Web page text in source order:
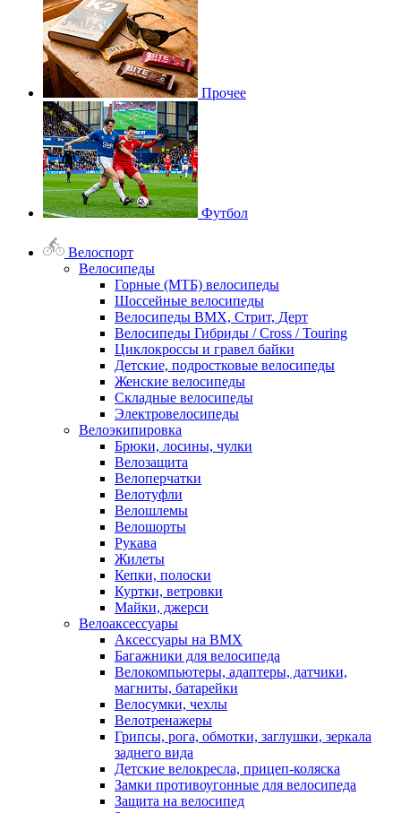
Прочее
Футбол
Велоспорт
Велосипеды
Горные (МТБ) велосипеды
Шоссейные велосипеды
Велосипеды BMX, Стрит, Дерт
Велосипеды Гибриды / Cross / Touring
Циклокроссы и гравел байки
Детские, подростковые велосипеды
Женские велосипеды
Складные велосипеды
Электровелосипеды
Велоэкипировка
Брюки, лосины, чулки
Велозащита
Велоперчатки
Велотуфли
Велошлемы
Велошорты
Рукава
Жилеты
Кепки, полоски
Куртки, ветровки
Майки, джерси
Велоаксессуары
Аксессуары на BMX
Багажники для велосипеда
Велокомпьютеры, адаптеры, датчики,
магниты, батарейки
Велосумки, чехлы
Велотренажеры
Грипсы, рога, обмотки, заглушки, зеркала
заднего вида
Детские велокресла, прицеп-коляска
Замки противоугонные для велосипеда
Защита на велосипед